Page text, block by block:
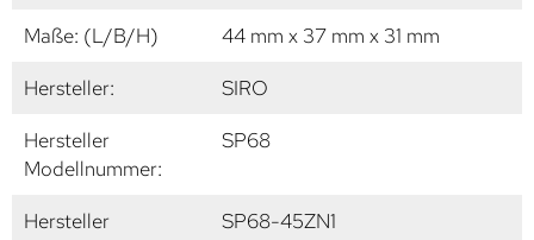
Maße: (L/B/H)
44 mm x 37 mm x 31 mm
Hersteller:
SIRO
Hersteller
Modellnummer:
SP68
Hersteller
SP68-45ZN1